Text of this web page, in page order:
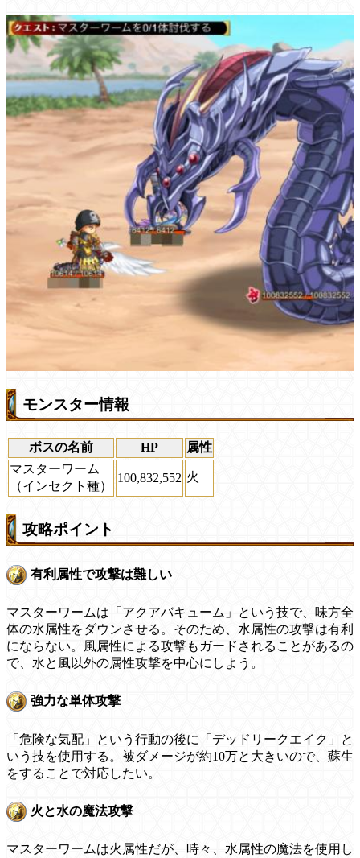
モンスター情報
ボスの名前 HP
属性
マスターワーム
（インセクト種）
100,832,552 火
攻略ポイント
有利属性で攻撃は難しい
マスターワームは「アクアバキューム」という技で、味方全
体の水属性をダウンさせる。そのため、水属性の攻撃は有利
にならない。風属性による攻撃もガードされることがあるの
で、水と風以外の属性攻撃を中心にしよう。
強力な単体攻撃
「危険な気配」という行動の後に「デッドリークエイク」と
いう技を使用する。被ダメージが約10万と大きいので、蘇生
をすることで対応したい。
火と水の魔法攻撃
マスターワームは火属性だが、時々、水属性の魔法を使用し